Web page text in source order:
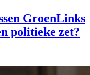
GroenLinks
politieke zet?